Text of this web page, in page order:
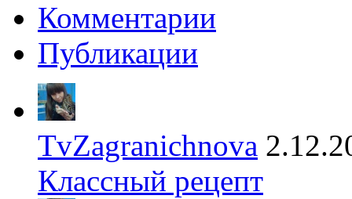
Комментарии
Публикации
TvZagranichnova
Классный рецепт